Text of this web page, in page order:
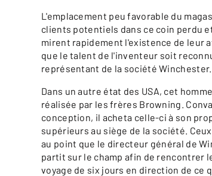
L'emplacement peu favorable du
clients potentiels dans ce coin perdu
mirent rapidement l'existence de leur
que le talent de l'inventeur soit
représentant de la société Winchester.
Dans un autre état des USA, cet
réalisée par les frères Browning.
conception, il acheta celle-ci à son
supérieurs au siège de la société.
au point que le directeur général de
partit sur le champ afin de rencontrer
voyage de six jours en direction de ce